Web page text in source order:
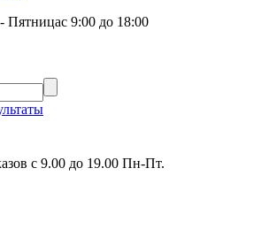
Пятницас 9:00 до 18:00
с 9.00 до 19.00 Пн-Пт.